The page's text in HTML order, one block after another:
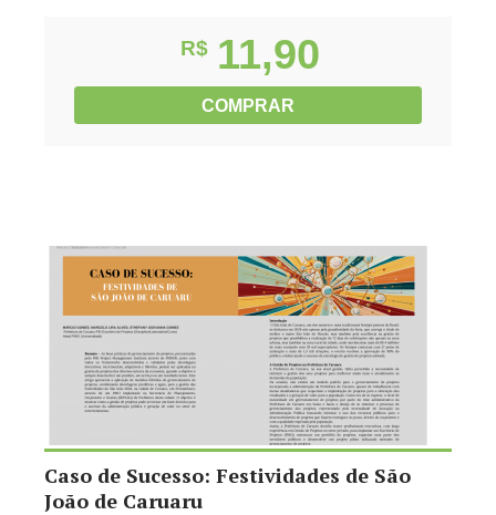
R$ 11,90
COMPRAR
Caso de Sucesso: Festividades de São
João de Caruaru